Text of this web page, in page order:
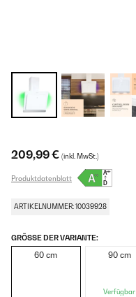
209,99 € (inkl. MwSt.)
Produktdatenblatt
ARTIKELNUMMER: 10039928
GRÖSSE DER VARIANTE:
60 cm 90 cm
Verfügbar